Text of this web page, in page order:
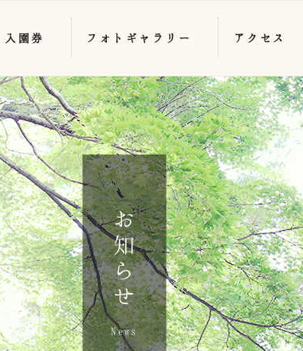
入園券 フォトギャラリー アクセス
お知らせ
News